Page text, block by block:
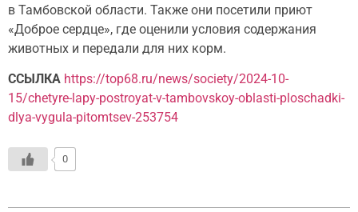
в Тамбовской области. Также они посетили приют
«Доброе сердце», где оценили условия содержания
животных и передали для них корм.
ССЫЛКА https://top68.ru/news/society/2024-10-
15/chetyre-lapy-postroyat-v-tambovskoy-oblasti-ploschadki-
dlya-vygula-pitomtsev-253754
0